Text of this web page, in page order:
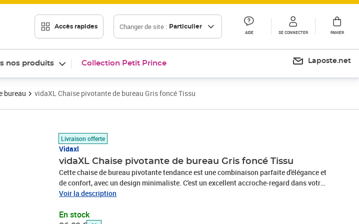
Accès rapides Changer de site : Particulier
AIDE SE CONNECTER PANIER
nos produits Collection Petit Prince Laposte.net
bureau vidaXL Chaise pivotante de bureau Gris foncé Tissu
Livraison offerte
Vidaxl
vidaXL Chaise pivotante de bureau Gris foncé Tissu
Cette chaise de bureau pivotante tendance est une combinaison parfaite d'élégance et
de confort, avec un design minimaliste. C'est un excellent accroche-regard dans votre
espace de travail. Matériau haut de gamme : le tissu présente un aspect simple et
robustesse et stabilité.Hauteur réglable : cette chaise de bureau dispose d'un
Voir la description
En stock
Prix barré 86,99 €
Prix 79,99€